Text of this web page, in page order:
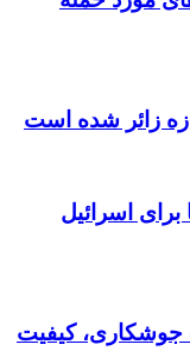
زائر شده است
اسرائیل
جوشکاری، کیفیت